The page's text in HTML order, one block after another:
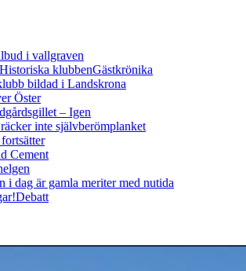
i vallgraven
klubbenGästkrönika
bildad i Landskrona
Öster
– Igen
inte självberömplanket
Cement
i dag är gamla meriter med nutida
Debatt